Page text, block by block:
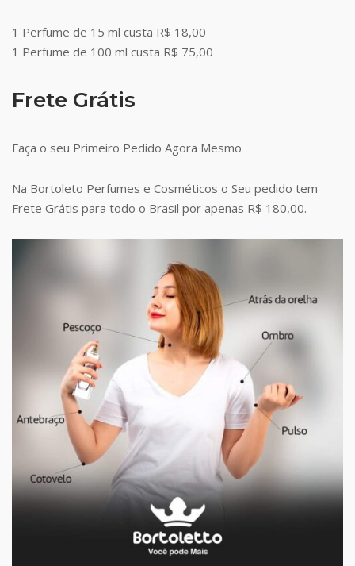
1 Perfume de 15 ml custa R$ 18,00
1 Perfume de 100 ml custa R$ 75,00
Frete Grátis
Faça o seu Primeiro Pedido Agora Mesmo
Na Bortoleto Perfumes e Cosméticos o Seu pedido tem
Frete Grátis para todo o Brasil por apenas R$ 180,00.